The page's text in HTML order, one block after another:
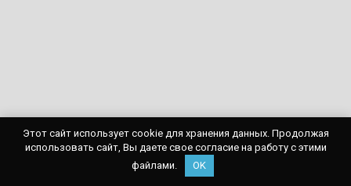
Этот сайт использует cookie для хранения данных. Продолжая
использовать сайт, Вы даете свое согласие на работу с этими
файлами.
OK